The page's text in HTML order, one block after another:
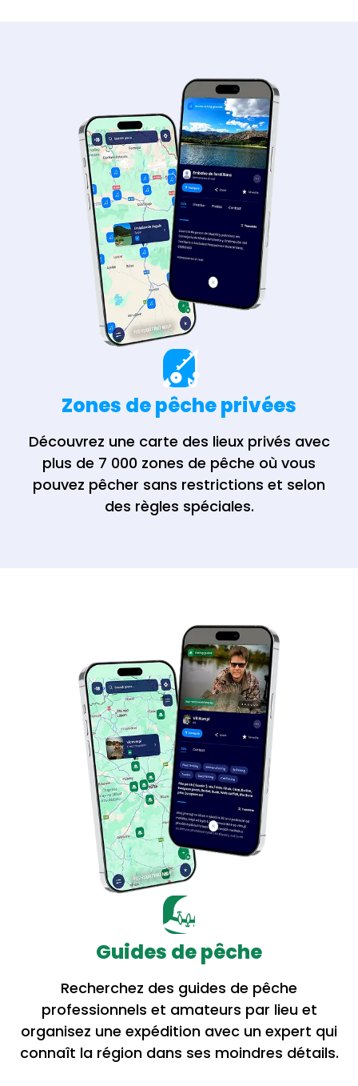
Zones de pêche privées
Découvrez une carte des lieux privés avec
plus de 7 000 zones de pêche où vous
pouvez pêcher sans restrictions et selon
des règles spéciales.
Guides de pêche
Recherchez des guides de pêche
professionnels et amateurs par lieu et
organisez une expédition avec un expert qui
connaît la région dans ses moindres détails.